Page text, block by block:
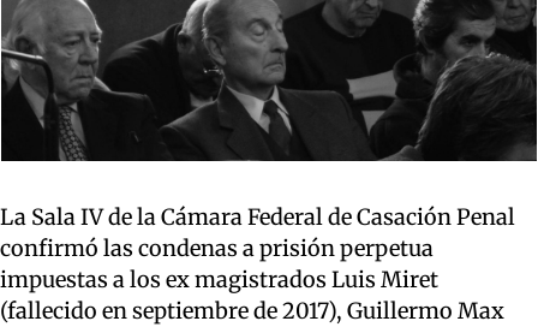
La Sala IV de la Cámara Federal de Casación Penal
confirmó las condenas a prisión perpetua
impuestas a los ex magistrados Luis Miret
(fallecido en septiembre de 2017), Guillermo Max